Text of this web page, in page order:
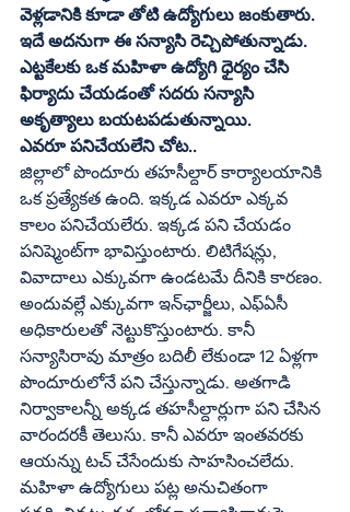
వెళ్లడానికి కూడా తోటి ఉద్యోగులు జంకుతారు.
ఇదే అదనుగా ఈ సన్యాసి రెచ్చిపోతున్నాడు.
ఎట్టకేలకు ఒక మహిళా ఉద్యోగి ధైర్యం చేసి
ఫిర్యాదు చేయడంతో సదరు సన్యాసి
అకృత్యాలు బయటపడుతున్నాయి.
ఎవరూ పనిచేయలేని చోట..
జిల్లాలో పొందూరు తహసీల్దార్‌ కార్యాలయానికి
ఒక ప్రత్యేకత ఉంది. ఇక్కడ ఎవరూ ఎక్కవ
కాలం పనిచేయలేరు. ఇక్కడ పని చేయడం
పనిష్మెంట్‌గా భావిస్తుంటారు. లిటిగేషన్లు,
వివాదాలు ఎక్కువగా ఉండటమే దీనికి కారణం.
అందువల్లే ఎక్కువగా ఇన్‌ఛార్జీలు, ఎఫ్‌ఏసీ
అధికారులతో నెట్టుకొస్తుంటారు. కానీ
సన్యాసిరావు మాత్రం బదిలీ లేకుండా 12 ఏళ్లగా
పొందూరులోనే పని చేస్తున్నాడు. అతగాడి
నిర్వాకాలన్నీ అక్కడ తహసీల్దార్లుగా పని చేసిన
వారందరకీ తెలుసు. కానీ ఎవరూ ఇంతవరకు
ఆయన్ను టచ్‌ చేసేందుకు సాహసించలేదు.
మహిళా ఉద్యోగులు పట్ల అనుచితంగా